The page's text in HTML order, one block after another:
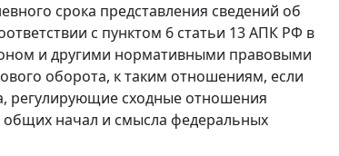
срока представления сведений об
с пунктом 6 статьи 13АПК РФ в
и другими нормативными правовыми
оборота, к таким отношениям, если
регулирующие сходные отношения
общих начал и смысла федеральных